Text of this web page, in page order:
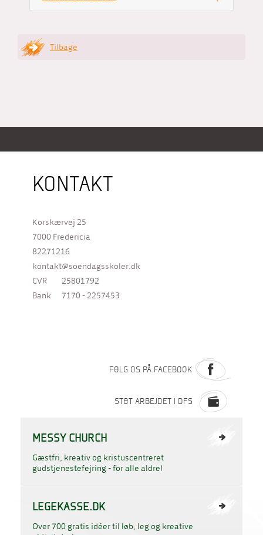
Tilbage
KONTAKT
Korskærvej 25
7000 Fredericia
82271216
kontakt@soendagsskoler.dk
CVR
25801792
Bank
7170 - 2257453
FØLG OS PÅ FACEBOOK
STØT ARBEJDET I DFS
MESSY CHURCH
Gæstfri, kreativ og kristuscentreret
gudstjenestefejring - for alle aldre!
LEGEKASSE.DK
Over 700 gratis idéer til løb, leg og kreative